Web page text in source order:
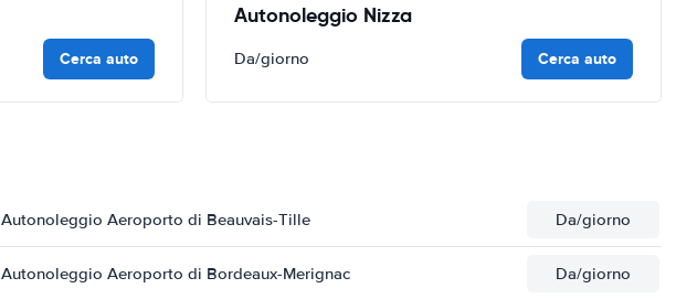
Cerca auto
Autonoleggio Nizza
Da/giorno Cerca auto
Autonoleggio Aeroporto di Beauvais-Tille Da/giorno
Autonoleggio Aeroporto di Bordeaux-Merignac Da/giorno